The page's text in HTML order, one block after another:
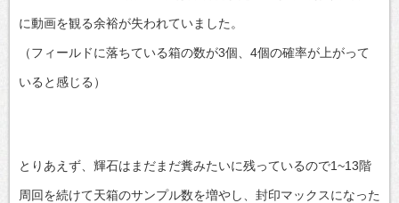
に動画を観る余裕が失われていました。
（フィールドに落ちている箱の数が3個、4個の確率が上がって
いると感じる）
とりあえず、輝石はまだまだ糞みたいに残っているので1~13階
周回を続けて天箱のサンプル数を増やし、封印マックスになった